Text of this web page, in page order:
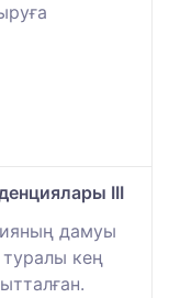
III
дамуы
туралы кең